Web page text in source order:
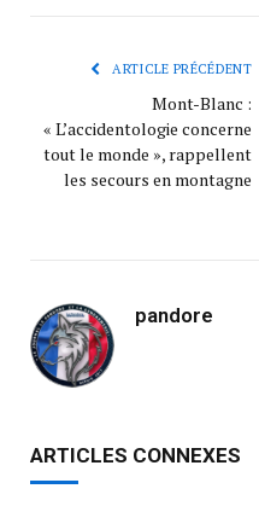
ARTICLE PRÉCÉDENT
Mont-Blanc :
« L’accidentologie concerne
tout le monde », rappellent
les secours en montagne
pandore
ARTICLES CONNEXES